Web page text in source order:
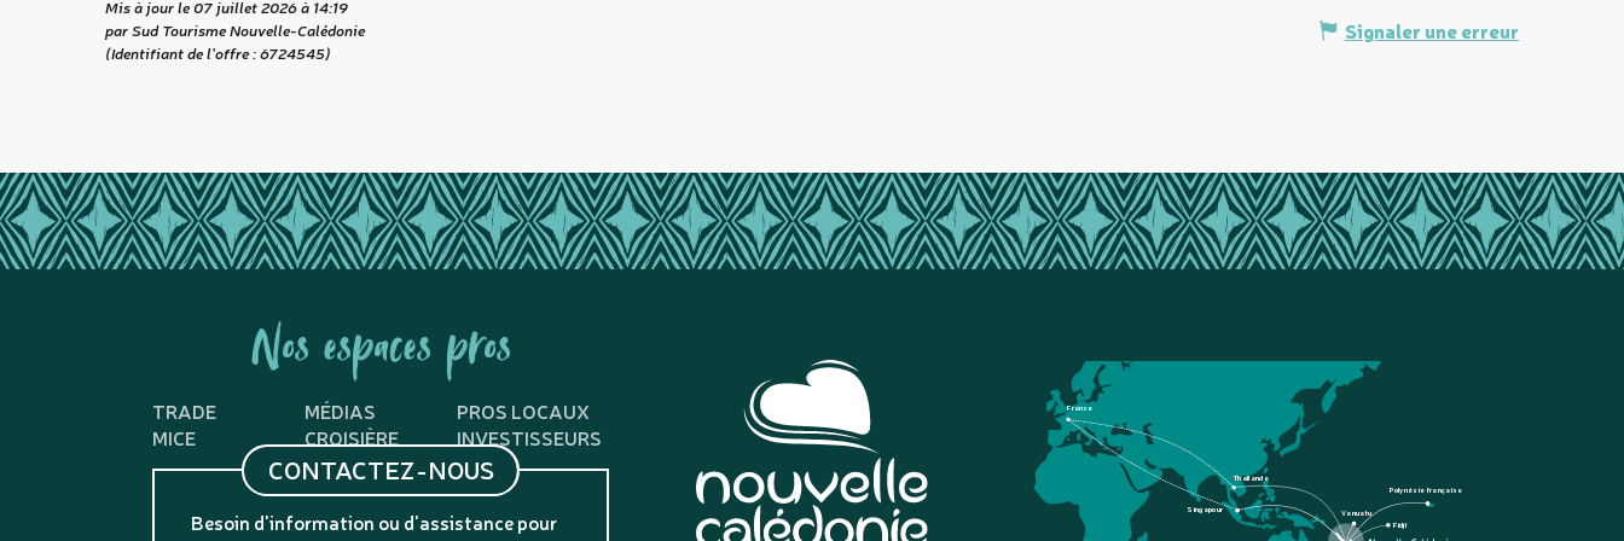
Mis à jour le 07 juillet 2026 à 14:19
par Sud Tourisme Nouvelle-Calédonie
(Identifiant de l'offre :6724545)
Signaler une erreur
Nos espaces pros
TRADE MÉDIAS
PROS LOCAUX
MICE
CROISIÈRE INVESTISSEURS
CONTACTEZ-NOUS
Besoin d'information ou d'assistance pour
France
Polynésie française
Fidji
Singapour
Thaïlande
Vanuatu